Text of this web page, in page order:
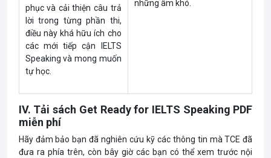
phục và cải thiện câu trả
lời trong từng phần thi,
điều này khá hữu ích cho
các mới tiếp cận IELTS
Speaking và mong muốn
tự học.
những âm khó.
IV. Tải sách Get Ready for IELTS Speaking PDF
miễn phí
Hãy đảm bảo bạn đã nghiên cứu kỹ các thông tin mà TCE đã
đưa ra phía trên, còn bây giờ các bạn có thể xem trước nội